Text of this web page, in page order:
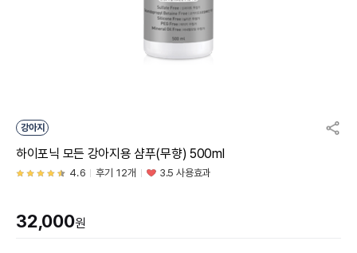
강아지
하이포닉 모든 강아지용 샴푸(무향) 500ml
4.6 후기 12개 3.5 사용효과
32,000원